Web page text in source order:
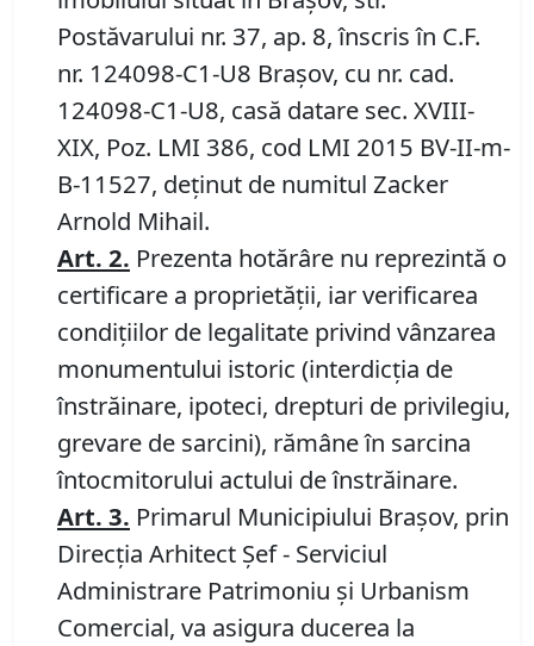
Postăvarului nr. 37, ap. 8, înscris în C.F.
nr. 124098-C1-U8 Braşov, cu nr. cad.
124098-C1-U8, casă datare sec. XVIII-
XIX, Poz. LMI 386, cod LMI 2015 BV-II-m-
B-11527, deţinut de numitul Zacker
Arnold Mihail.
Art. 2. Prezenta hotărâre nu reprezintă o
certificare a proprietăţii, iar verificarea
condiţiilor de legalitate privind vânzarea
monumentului istoric (interdicţia de
înstrăinare, ipoteci, drepturi de privilegiu,
grevare de sarcini), rămâne în sarcina
întocmitorului actului de înstrăinare.
Art. 3. Primarul Municipiului Braşov, prin
Direcția Arhitect Șef - Serviciul
Administrare Patrimoniu şi Urbanism
Comercial, va asigura ducerea la